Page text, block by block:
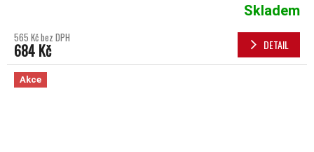
Skladem
565 Kč bez DPH
684 Kč DETAIL
Akce